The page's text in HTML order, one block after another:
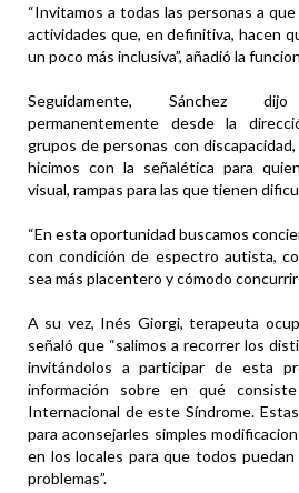
“Invitamos a todas las personas a
actividades que, en definitiva, hacen
un poco más inclusiva”, añadió la
Seguidamente, Sánchez
permanentemente desde la
grupos de personas con
hicimos con la señalética para
visual, rampas para las que tienen
“En esta oportunidad buscamos
con condición de espectro autista,
sea más placentero y cómodo concurrir
A su vez, Inés Giorgi, terapeuta
señaló que “salimos a recorrer los
invitándolos a participar de esta
información sobre en qué
Internacional de este Síndrome.
para aconsejarles simples
en los locales para que todos
problemas”.